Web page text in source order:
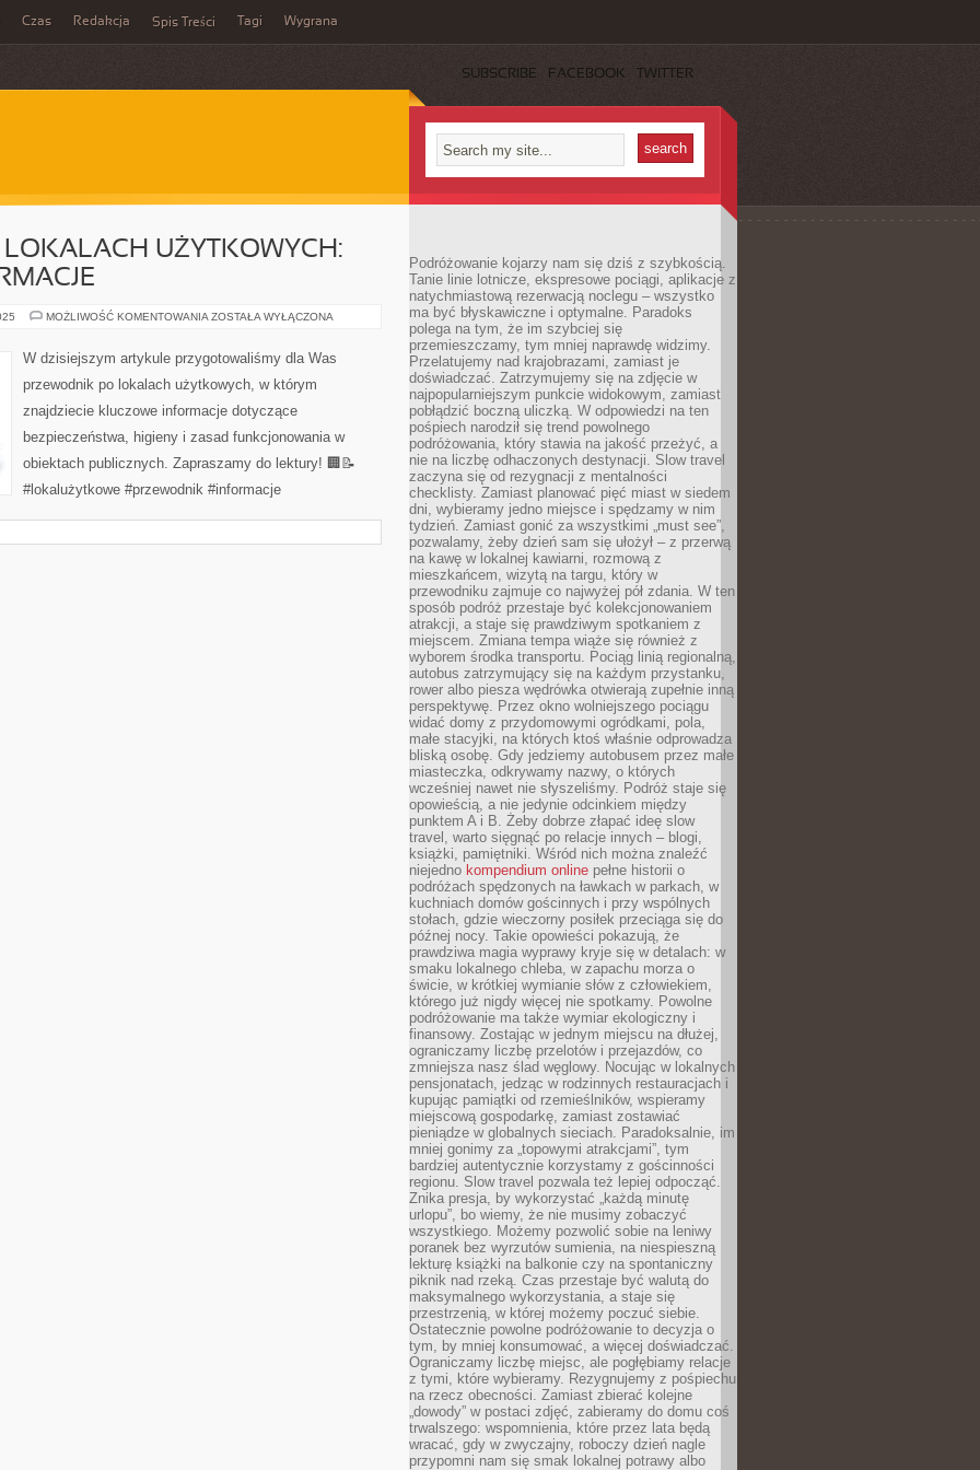
Czas Redakcja Spis Treści Tagi Wygrana
SUBSCRIBE FACEBOOK TWITTER
LOKALACH UŻYTKOWYCH:
MOŻLIWOŚĆ KOMENTOWANIA PRZEWODNIK
UŻYTKOWYCH:
KLUCZOWE
ZOSTAŁA WYŁĄCZONA
W dzisiejszym artykule przygotowaliśmy dla Was
przewodnik po lokalach użytkowych, w którym
znajdziecie kluczowe informacje dotyczące
bezpieczeństwa, higieny i zasad funkcjonowania w
obiektach publicznych. Zapraszamy do lektury! 🏢📝
#lokalużytkowe #przewodnik #informacje
Podróżowanie kojarzy nam się dziś z szybkością.
Tanie linie lotnicze, ekspresowe pociągi, aplikacje z
natychmiastową rezerwacją noclegu – wszystko
ma być błyskawiczne i optymalne. Paradoks
polega na tym, że im szybciej się
przemieszczamy, tym mniej naprawdę widzimy.
Przelatujemy nad krajobrazami, zamiast je
doświadczać. Zatrzymujemy się na zdjęcie w
najpopularniejszym punkcie widokowym, zamiast
pobłądzić boczną uliczką. W odpowiedzi na ten
pośpiech narodził się trend powolnego
podróżowania, który stawia na jakość przeżyć, a
nie na liczbę odhaczonych destynacji. Slow travel
zaczyna się od rezygnacji z mentalności
checklisty. Zamiast planować pięć miast w siedem
dni, wybieramy jedno miejsce i spędzamy w nim
tydzień. Zamiast gonić za wszystkimi „must see”,
pozwalamy, żeby dzień sam się ułożył – z przerwą
na kawę w lokalnej kawiarni, rozmową z
mieszkańcem, wizytą na targu, który w
przewodniku zajmuje co najwyżej pół zdania. W ten
sposób podróż przestaje być kolekcjonowaniem
atrakcji, a staje się prawdziwym spotkaniem z
miejscem. Zmiana tempa wiąże się również z
wyborem środka transportu. Pociąg linią regionalną,
autobus zatrzymujący się na każdym przystanku,
rower albo piesza wędrówka otwierają zupełnie inną
perspektywę. Przez okno wolniejszego pociągu
widać domy z przydomowymi ogródkami, pola,
małe stacyjki, na których ktoś właśnie odprowadza
bliską osobę. Gdy jedziemy autobusem przez małe
miasteczka, odkrywamy nazwy, o których
wcześniej nawet nie słyszeliśmy. Podróż staje się
opowieścią, a nie jedynie odcinkiem między
punktem A i B. Żeby dobrze złapać ideę slow
travel, warto sięgnąć po relacje innych – blogi,
książki, pamiętniki. Wśród nich można znaleźć
niejedno kompendium online pełne historii o
podróżach spędzonych na ławkach w parkach, w
kuchniach domów gościnnych i przy wspólnych
stołach, gdzie wieczorny posiłek przeciąga się do
późnej nocy. Takie opowieści pokazują, że
prawdziwa magia wyprawy kryje się w detalach: w
smaku lokalnego chleba, w zapachu morza o
świcie, w krótkiej wymianie słów z człowiekiem,
którego już nigdy więcej nie spotkamy. Powolne
podróżowanie ma także wymiar ekologiczny i
finansowy. Zostając w jednym miejscu na dłużej,
ograniczamy liczbę przelotów i przejazdów, co
zmniejsza nasz ślad węglowy. Nocując w lokalnych
pensjonatach, jedząc w rodzinnych restauracjach i
kupując pamiątki od rzemieślników, wspieramy
miejscową gospodarkę, zamiast zostawiać
pieniądze w globalnych sieciach. Paradoksalnie, im
mniej gonimy za „topowymi atrakcjami”, tym
bardziej autentycznie korzystamy z gościnności
regionu. Slow travel pozwala też lepiej odpocząć.
Znika presja, by wykorzystać „każdą minutę
urlopu”, bo wiemy, że nie musimy zobaczyć
wszystkiego. Możemy pozwolić sobie na leniwy
poranek bez wyrzutów sumienia, na niespieszną
lekturę książki na balkonie czy na spontaniczny
piknik nad rzeką. Czas przestaje być walutą do
maksymalnego wykorzystania, a staje się
przestrzenią, w której możemy poczuć siebie.
Ostatecznie powolne podróżowanie to decyzja o
tym, by mniej konsumować, a więcej doświadczać.
Ograniczamy liczbę miejsc, ale pogłębiamy relacje
z tymi, które wybieramy. Rezygnujemy z pośpiechu
na rzecz obecności. Zamiast zbierać kolejne
„dowody” w postaci zdjęć, zabieramy do domu coś
trwalszego: wspomnienia, które przez lata będą
wracać, gdy w zwyczajny, roboczy dzień nagle
przypomni nam się smak lokalnej potrawy albo